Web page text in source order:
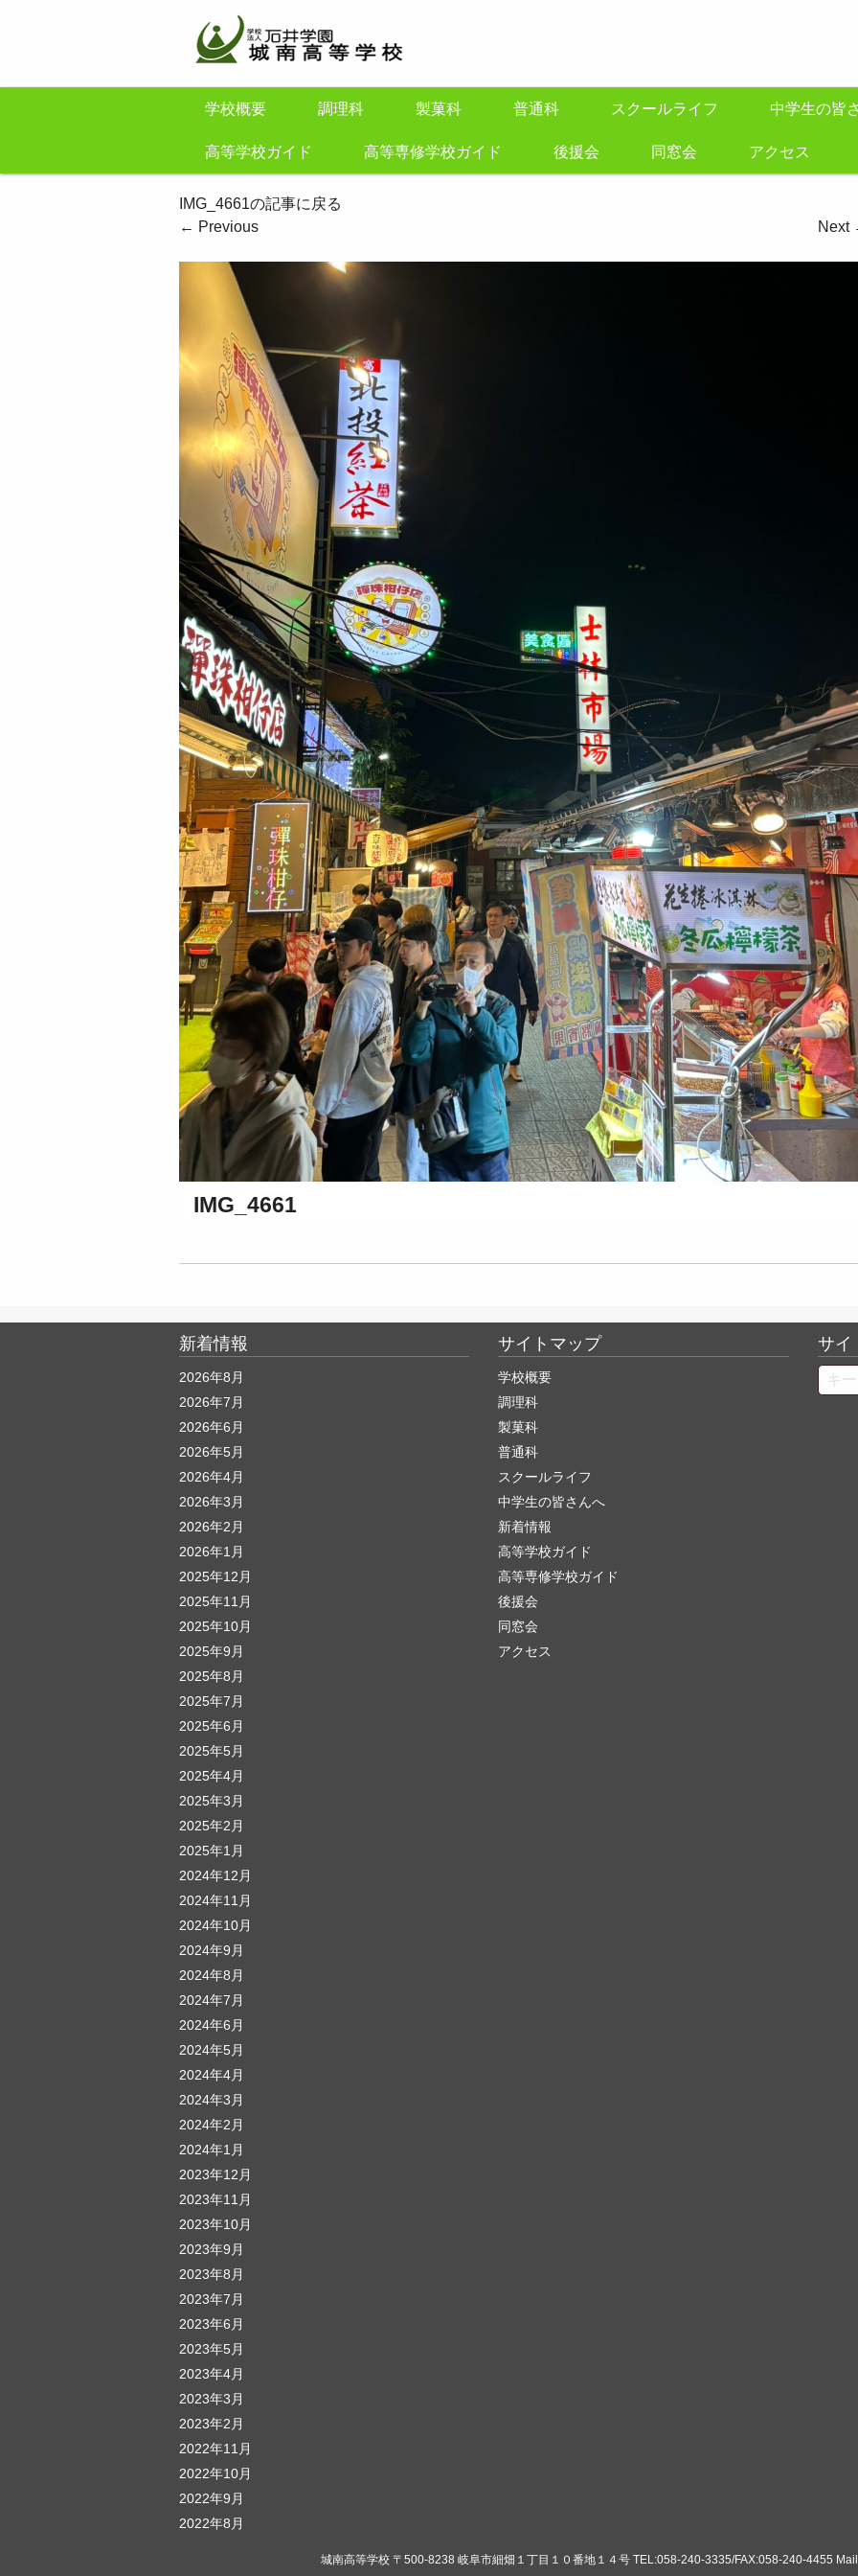
学校概要 調理科 製菓科 普通科 スクールライフ 中学生の皆
高等学校ガイド 高等専修学校ガイド 後援会 同窓会 アクセス
IMG_4661の記事に戻る
← Previous Next
IMG_4661
新着情報
2026年8月
2026年7月
2026年6月
2026年5月
2026年4月
2026年3月
2026年2月
2026年1月
2025年12月
2025年11月
2025年10月
2025年9月
2025年8月
2025年7月
2025年6月
2025年5月
2025年4月
2025年3月
2025年2月
2025年1月
2024年12月
2024年11月
2024年10月
2024年9月
2024年8月
2024年7月
2024年6月
2024年5月
2024年4月
2024年3月
2024年2月
2024年1月
2023年12月
2023年11月
2023年10月
2023年9月
2023年8月
2023年7月
2023年6月
2023年5月
2023年4月
2023年3月
2023年2月
2022年11月
2022年10月
2022年9月
2022年8月
サイトマップ
学校概要
調理科
製菓科
普通科
スクールライフ
中学生の皆さんへ
新着情報
高等学校ガイド
高等専修学校ガイド
後援会
同窓会
アクセス
サイ
Search
城南高等学校 〒500-8238 岐阜市細畑１丁目１０番地１４号 TEL:058-240-3335/FAX:058-240-4455